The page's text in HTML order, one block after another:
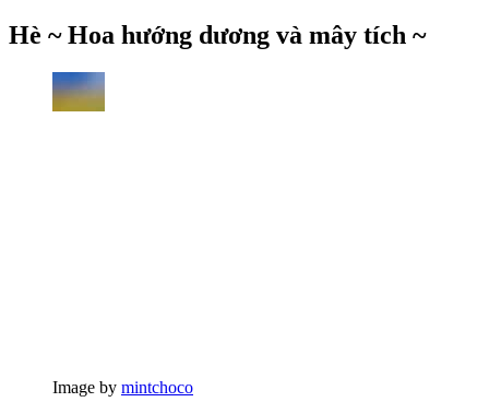
Hè ~ Hoa hướng dương và mây tích ~
Image by mintchoco